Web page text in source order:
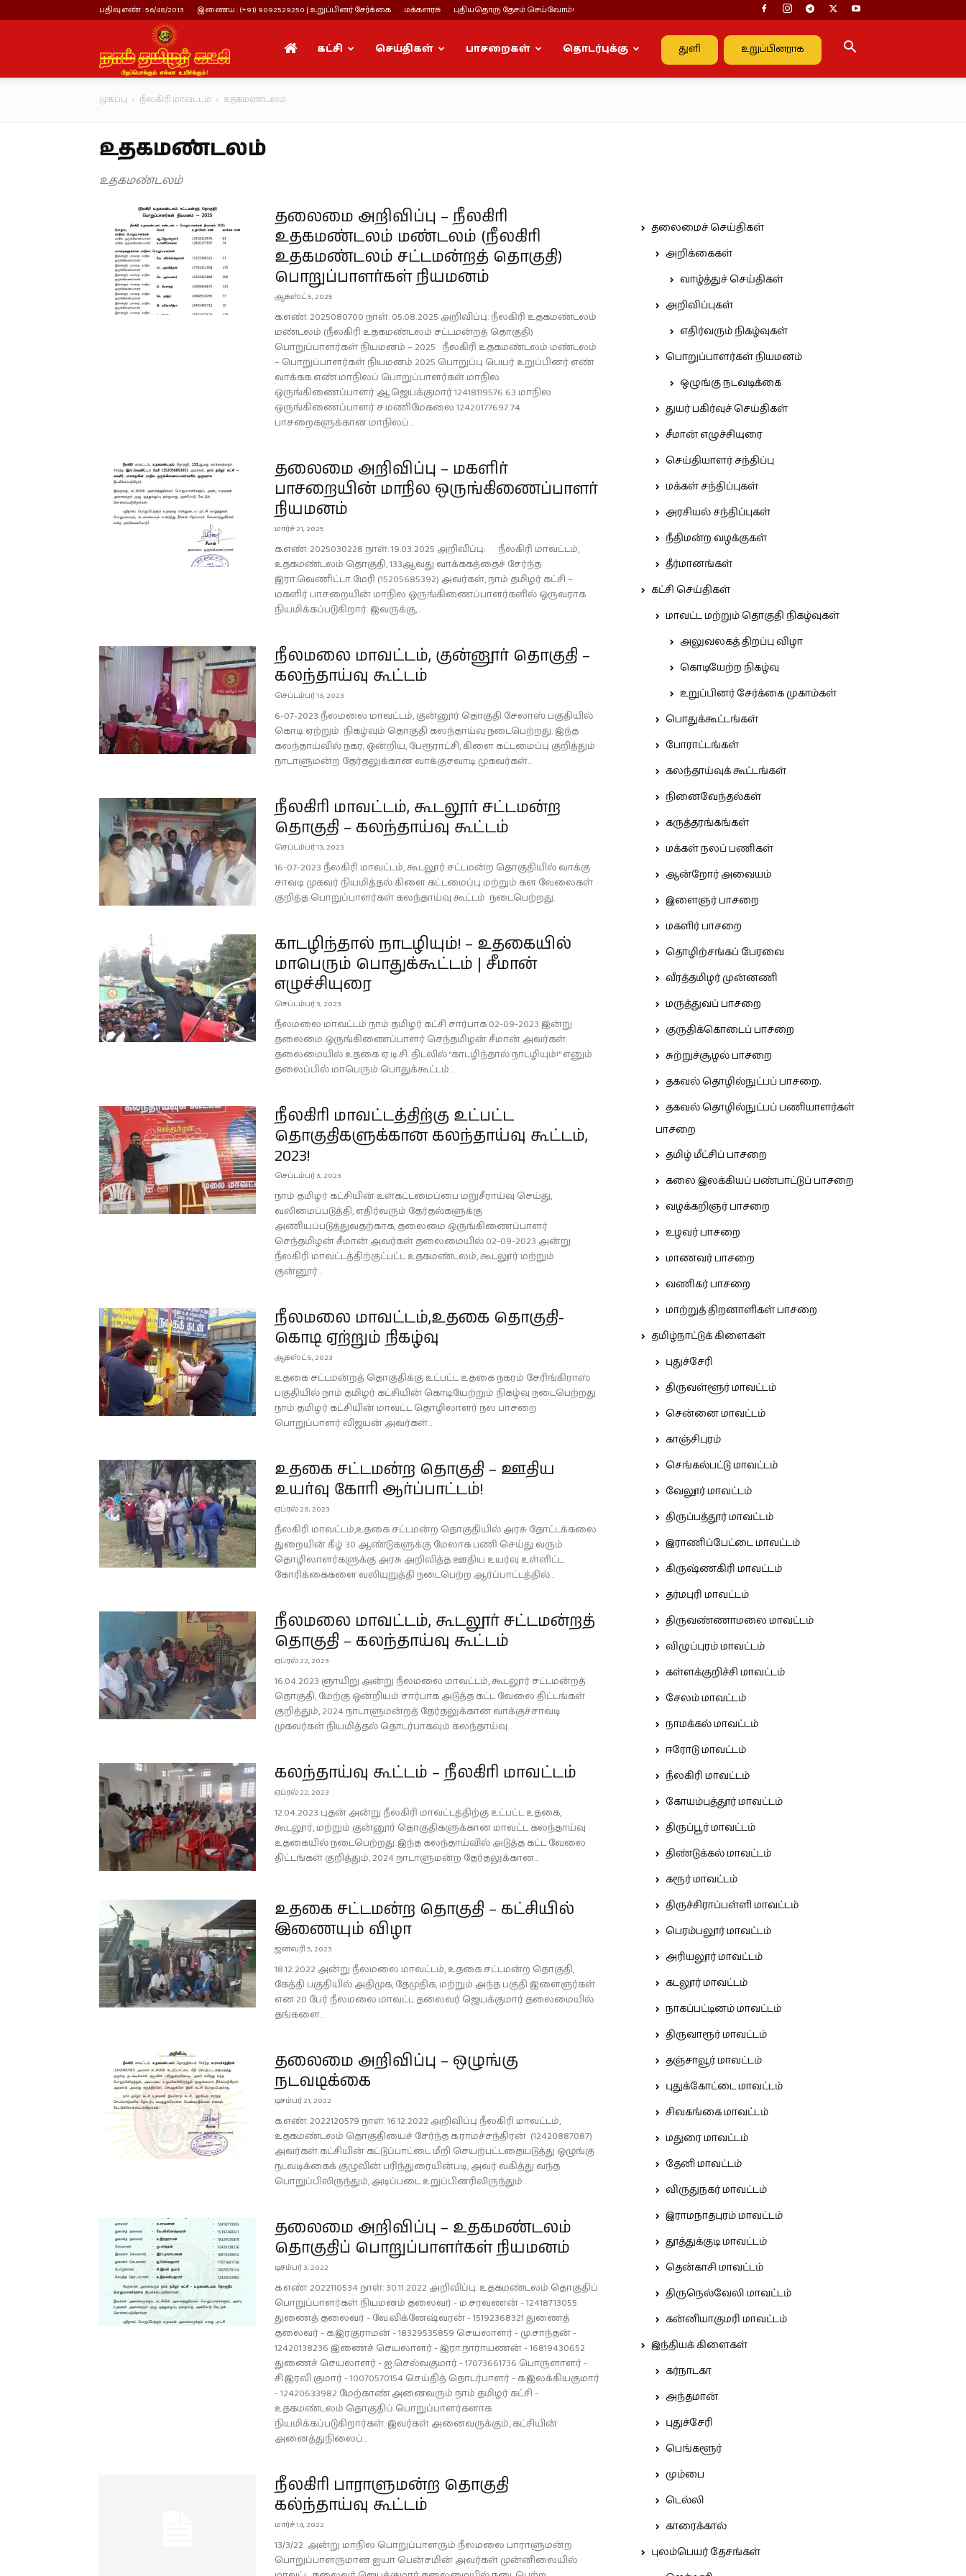
பதிவு எண் : 56/48/2013 இணைய : (+91) 9092529250 | உறுப்பினர் சேர்க்கை மக்களரசு புதியதொரு தேசம் செய்வோம்!
துளி உறுப்பினராக
நாம்
தமிழர்
கட்சி செய்திகள் பாசறைகள் தொடர்புக்கு
முகப்பு நீலகிரி மாவட்டம் உதகமண்டலம்
உதகமண்டலம்
உதகமண்டலம்
தலைமை அறிவிப்பு – நீலகிரி
உதகமண்டலம் மண்டலம் (நீலகிரி
உதகமண்டலம் சட்டமன்றத் தொகுதி)
பொறுப்பாளர்கள் நியமனம்
ஆகஸ்ட் 5, 2025
க.எண்: 2025080700 நாள்: 05.08.2025 அறிவிப்பு: நீலகிரி உதகமண்டலம்
மண்டலம் (நீலகிரி உதகமண்டலம் சட்டமன்றத் தொகுதி)
பொறுப்பாளர்கள் நியமனம் – 2025 நீலகிரி உதகமண்டலம் மண்டலம்
– பொறுப்பாளர்கள் நியமனம் 2025 பொறுப்பு பெயர் உறுப்பினர் எண்
வாக்கக எண் மாநிலப் பொறுப்பாளர்கள் மாநில
ஒருங்கிணைப்பாளர் ஆ.ஜெயக்குமார் 12418119576 63 மாநில
ஒருங்கிணைப்பாளர் ச.மணிமேகலை 12420177697 74
பாசறைகளுக்கான மாநிலப்...
தலைமை அறிவிப்பு – மகளிர்
பாசறையின் மாநில ஒருங்கிணைப்பாளர்
நியமனம்
மார்ச் 21, 2025
க.எண்: 2025030228 நாள்: 19.03.2025 அறிவிப்பு: நீலகிரி மாவட்டம்,
உதகமண்டலம் தொகுதி, 133ஆவது வாக்ககத்தைச் சேர்ந்த
இரா.வெணிட்டா மேரி (15205685392) அவர்கள், நாம் தமிழர் கட்சி –
மகளிர் பாசறையின் மாநில ஒருங்கிணைப்பாளர்களில் ஒருவராக
நியமிக்கப்படுகிறார். இவருக்கு,...
நீலமலை மாவட்டம், குன்னூர் தொகுதி –
கலந்தாய்வு கூட்டம்
செப்டம்பர் 13, 2023
6-07-2023 நீலமலை மாவட்டம், குன்னூர் தொகுதி சேலாஸ் பகுதியில்
கொடி ஏற்றும் நிகழ்வும் தொகுதி கலந்தாய்வு நடைபெற்றது. இந்த
கலந்தாய்வில் நகர, ஒன்றிய, பேரூராட்சி, கிளை கட்டமைப்பு குறித்தும்
நாடாளுமன்ற தேர்தலுக்கான வாக்குசவாடி முகவர்கள்...
நீலகிரி மாவட்டம், கூடலூர் சட்டமன்ற
தொகுதி – கலந்தாய்வு கூட்டம்
செப்டம்பர் 13, 2023
16-07-2023 நீலகிரி மாவட்டம், கூடலூர் சட்டமன்ற தொகுதியில் வாக்கு
சாவடி முகவர் நியமித்தல் கிளை கட்டமைப்பு மற்றும் கள வேலைகள்
குறித்த பொறுப்பாளர்கள் கலந்தாய்வு கூட்டம் நடைபெற்றது.
காடழிந்தால் நாடழியும்! – உதகையில்
மாபெரும் பொதுக்கூட்டம் | சீமான்
எழுச்சியுரை
செப்டம்பர் 3, 2023
நீலமலை மாவட்டம் நாம் தமிழர் கட்சி சார்பாக 02-09-2023 இன்று
தலைமை ஒருங்கிணைப்பாளர் செந்தமிழன் சீமான் அவர்கள்
தலைமையில் உதகை ஏ.டி.சி. திடலில் "காடழிந்தால் நாடழியும்!" எனும்
தலைப்பில் மாபெரும் பொதுக்கூட்டம்...
நீலகிரி மாவட்டத்திற்கு உட்பட்ட
தொகுதிகளுக்கான கலந்தாய்வு கூட்டம்,
2023!
செப்டம்பர் 3, 2023
நாம் தமிழர் கட்சியின் உள்கட்டமைப்பை மறுசீராய்வு செய்து,
வலிமைப்படுத்தி, எதிர்வரும் தேர்தல்களுக்கு
அணியப்படுத்துவதற்காக, தலைமை ஒருங்கிணைப்பாளர்
செந்தமிழன் சீமான் அவர்கள் தலைமையில் 02-09-2023 அன்று
நீலகிரி மாவட்டத்திற்குட்பட்ட உதகமண்டலம், கூடலூர் மற்றும்
குன்னூர்...
நீலமலை மாவட்டம்,உதகை தொகுதி-
கொடி ஏற்றும் நிகழ்வு
ஆகஸ்ட் 5, 2023
உதகை சட்டமன்றத் தொகுதிக்கு உட்பட்ட உதகை நகரம் சேரிங்கிராஸ்
பகுதியில் நாம் தமிழர் கட்சியின் கொடியேற்றும் நிகழ்வு நடைபெற்றது.
நாம் தமிழர் கட்சியின் மாவட்ட தொழிலாளர் நல பாசறை
பொறுப்பாளர் விஜயன் அவர்கள்...
உதகை சட்டமன்ற தொகுதி – ஊதிய
உயர்வு கோரி ஆர்ப்பாட்டம்!
ஏப்ரல் 28, 2023
நீலகிரி மாவட்டம்,உதகை சட்டமன்ற தொகுதியில் அரசு தோட்டக்கலை
துறையின் கீழ் 30 ஆண்டுகளுக்கு மேலாக பணி செய்து வரும்
தொழிலாளர்களுக்கு அரசு அறிவித்த ஊதிய உயர்வு உள்ளிட்ட
கோரிக்கைகளை வலியுறுத்தி நடைபெற்ற ஆர்ப்பாட்டத்தில்...
நீலமலை மாவட்டம், கூடலூர் சட்டமன்றத்
தொகுதி – கலந்தாய்வு கூட்டம்
ஏப்ரல் 22, 2023
16.04.2023 ஞாயிறு அன்று நீலமலை மாவட்டம், கூடலூர் சட்டமன்றத்
தொகுதி, மேற்கு ஒன்றியம் சார்பாக அடுத்த கட்ட வேலை திட்டங்கள்
குறித்தும், 2024 நாடாளுமன்றத் தேர்தலுக்கான வாக்குச்சாவடி
முகவர்கள் நியமித்தல் தொடர்பாகவும் கலந்தாய்வு...
கலந்தாய்வு கூட்டம் – நீலகிரி மாவட்டம்
ஏப்ரல் 22, 2023
12.04.2023 புதன் அன்று நீலகிரி மாவட்டத்திற்கு உட்பட்ட உதகை,
கூடலூர், மற்றும் குன்னூர் தொகுதிகளுக்கான மாவட்ட கலந்தாய்வு
உதகையில் நடைபெற்றது..இந்த கலந்தாய்வில் அடுத்த கட்ட வேலை
திட்டங்கள் குறித்தும், 2024 நாடாளுமன்ற தேர்தலுக்கான...
உதகை சட்டமன்ற தொகுதி – கட்சியில்
இணையும் விழா
ஜனவரி 5, 2023
18.12.2022 அன்று நீலமலை மாவட்டம், உதகை சட்டமன்ற தொகுதி,
கேத்தி பகுதியில் அதிமுக, தேமுதிக, மற்றும் அந்த பகுதி இளைஞர்கள்
என 20 பேர் நீலமலை மாவட்ட தலைவர் ஜெயக்குமார் தலைமையில்
தங்களை...
தலைமை அறிவிப்பு – ஒழுங்கு
நடவடிக்கை
டிசம்பர் 21, 2022
க.எண்: 2022120579 நாள்: 16.12.2022 அறிவிப்பு நீலகிரி மாவட்டம்,
உதகமண்டலம் தொகுதியைச் சேர்ந்த க.ராமச்சந்திரன் (12420887087)
அவர்கள் கட்சியின் கட்டுப்பாட்டை மீறி செயற்பட்டதையடுத்து ஒழுங்கு
நடவடிக்கைக் குழுவின் பரிந்துரையின்படி, அவர் வகித்து வந்த
பொறுப்பிலிருந்தும், அடிப்படை உறுப்பினரிலிருந்தும்...
தலைமை அறிவிப்பு – உதகமண்டலம்
தொகுதிப் பொறுப்பாளர்கள் நியமனம்
டிசம்பர் 3, 2022
க.எண்: 2022110534 நாள்: 30.11.2022 அறிவிப்பு: உதகமண்டலம் தொகுதிப்
பொறுப்பாளர்கள் நியமனம் தலைவர் - ம.சரவணன் - 12418713055
துணைத் தலைவர் - வே.விக்னேஷ்வரன் - 15192368321 துணைத்
தலைவர் - க.இரகுராமன் - 18329535859 செயலாளர் - மு.சாந்தன் -
12420138236 இணைச் செயலாளர் - இரா.நாராயணன் - 16819430652
துணைச் செயலாளர் - ஐ.செல்வகுமார் - 17073661736 பொருளாளர் -
சி.இரவி குமார் - 10070570154 செய்தித் தொடர்பாளர் - க.இலக்கியகுமார்
- 12420633982 மேற்காண் அனைவரும் நாம் தமிழர் கட்சி -
உதகமண்டலம் தொகுதிப் பொறுப்பாளர்களாக
நியமிக்கப்படுகிறார்கள். இவர்கள் அனைவருக்கும், கட்சியின்
அனைத்துநிலைப்...
நீலகிரி பாராளுமன்ற தொகுதி
கல்ந்தாய்வு கூட்டம்
மார்ச் 14, 2022
13/3/22 அன்று மாநில பொறுப்பாளரும் நீலமலை பாராளுமன்ற
பொறுப்பாளருமான ஐயா பென்சமின் அவர்கள் முன்னிலையில்
தலைமைச் செய்திகள்
அறிக்கைகள்
வாழ்த்துச் செய்திகள்
அறிவிப்புகள்
எதிர்வரும் நிகழ்வுகள்
பொறுப்பாளர்கள் நியமனம்
ஒழுங்கு நடவடிக்கை
துயர் பகிர்வுச் செய்திகள்
சீமான் எழுச்சியுரை
செய்தியாளர் சந்திப்பு
மக்கள் சந்திப்புகள்
அரசியல் சந்திப்புகள்
நீதிமன்ற வழக்குகள்
தீர்மானங்கள்
கட்சி செய்திகள்
மாவட்ட மற்றும் தொகுதி நிகழ்வுகள்
அலுவலகத் திறப்பு விழா
கொடியேற்ற நிகழ்வு
உறுப்பினர் சேர்க்கை முகாம்கள்
பொதுக்கூட்டங்கள்
போராட்டங்கள்
கலந்தாய்வுக் கூட்டங்கள்
நினைவேந்தல்கள்
கருத்தரங்கங்கள்
மக்கள் நலப் பணிகள்
ஆன்றோர் அவையம்
இளைஞர் பாசறை
மகளிர் பாசறை
தொழிற்சங்கப் பேரவை
வீரத்தமிழர் முன்னணி
மருத்துவப் பாசறை
குருதிக்கொடைப் பாசறை
சுற்றுச்சூழல் பாசறை
தகவல் தொழில்நுட்பப் பாசறை.
தகவல் தொழில்நுட்பப் பணியாளர்கள்
பாசறை
தமிழ் மீட்சிப் பாசறை
கலை இலக்கியப் பண்பாட்டுப் பாசறை
வழக்கறிஞர் பாசறை
உழவர் பாசறை
மாணவர் பாசறை
வணிகர் பாசறை
மாற்றுத் திறனாளிகள் பாசறை
தமிழ்நாட்டுக் கிளைகள்
புதுச்சேரி
திருவள்ளூர் மாவட்டம்
சென்னை மாவட்டம்
காஞ்சிபுரம்
செங்கல்பட்டு மாவட்டம்
வேலூர் மாவட்டம்
திருப்பத்தூர் மாவட்டம்
இராணிப்பேட்டை மாவட்டம்
கிருஷ்ணகிரி மாவட்டம்
தர்மபுரி மாவட்டம்
திருவண்ணாமலை மாவட்டம்
விழுப்புரம் மாவட்டம்
கள்ளக்குறிச்சி மாவட்டம்
சேலம் மாவட்டம்
நாமக்கல் மாவட்டம்
ஈரோடு மாவட்டம்
நீலகிரி மாவட்டம்
கோயம்புத்தூர் மாவட்டம்
திருப்பூர் மாவட்டம்
திண்டுக்கல் மாவட்டம்
கரூர் மாவட்டம்
திருச்சிராப்பள்ளி மாவட்டம்
பெரம்பலூர் மாவட்டம்
அரியலூர் மாவட்டம்
கடலூர் மாவட்டம்
நாகப்பட்டினம் மாவட்டம்
திருவாரூர் மாவட்டம்
தஞ்சாவூர் மாவட்டம்
புதுக்கோட்டை மாவட்டம்
சிவகங்கை மாவட்டம்
மதுரை மாவட்டம்
தேனி மாவட்டம்
விருதுநகர் மாவட்டம்
இராமநாதபுரம் மாவட்டம்
தூத்துக்குடி மாவட்டம்
தென்காசி மாவட்டம்
திருநெல்வேலி மாவட்டம்
கன்னியாகுமரி மாவட்டம்
இந்தியக் கிளைகள்
கர்நாடகா
அந்தமான்
புதுச்சேரி
பெங்களூர்
மும்பை
டெல்லி
காரைக்கால்
புலம்பெயர் தேசங்கள்